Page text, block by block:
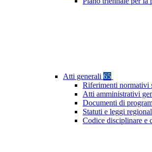
Atti generali 65
Riferimenti normativi
Atti amministrativi
Documenti di
Statuti e leggi
Codice disciplinare e